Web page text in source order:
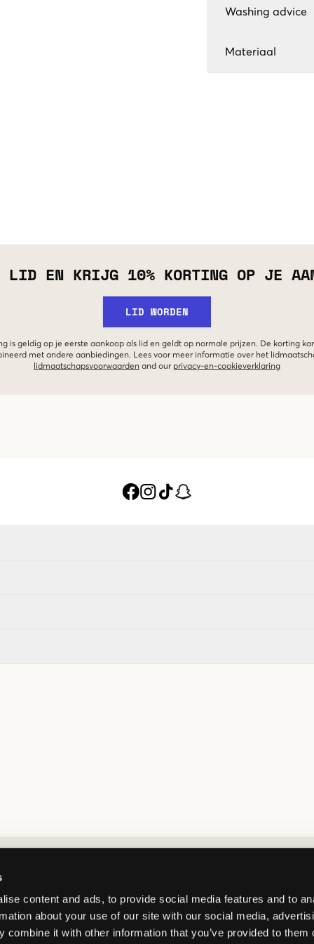
content and ads, to provide social media features and to
about your use of our site with our social media,
combine it with other information that you’ve provided to them
Washing advice
Materiaal
LID EN KRIJG 10% KORTING OP JE
LID WORDEN
is geldig op je eerste aankoop als lid en geldt op normale prijzen. De korting
met andere aanbiedingen. Lees voor meer informatie over het
lidmaatschapsvoorwaarden and our privacy-en-cookieverklaring